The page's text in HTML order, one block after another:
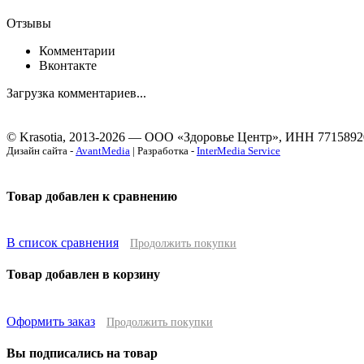
Отзывы
Комментарии
Вконтакте
Загрузка комментариев...
© Krasotia, 2013-2026 — ООО «Здоровье Центр», ИНН
Дизайн сайта - AvantMedia | Разработка - InterMedia Service
Товар добавлен к сравнению
В список сравнения Продолжить покупки
Товар добавлен в корзину
Оформить заказ Продолжить покупки
Вы подписались на товар